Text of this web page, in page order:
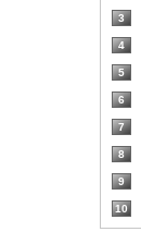
3
4
5
6
7
8
9
10